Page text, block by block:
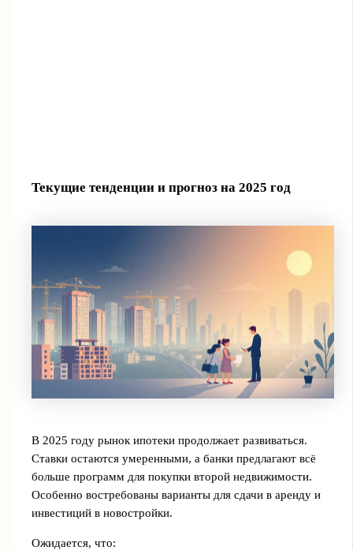
Текущие тенденции и прогноз на 2025 год
В 2025 году рынок ипотеки продолжает развиваться.
Ставки остаются умеренными, а банки предлагают всё
больше программ для покупки второй недвижимости.
Особенно востребованы варианты для сдачи в аренду и
инвестиций в новостройки.
Ожидается, что: